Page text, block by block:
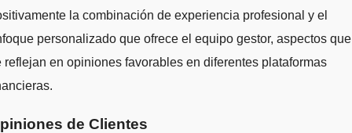
la combinación de experiencia profesional y el
personalizado que ofrece el equipo gestor, aspectos que
reflejan en opiniones favorables en diferentes plataformas
de Clientes